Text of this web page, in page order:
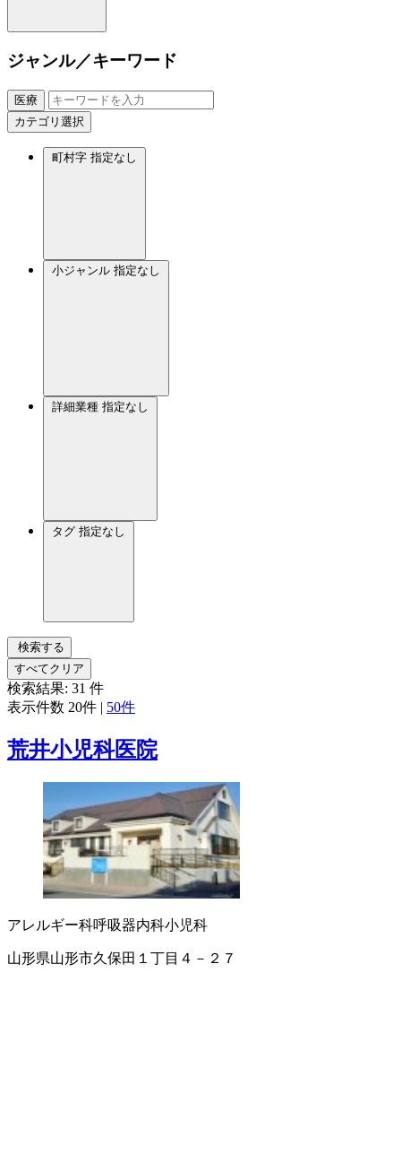
ジャンル／キーワード
医療
カテゴリ選択
町村字 指定なし
小ジャンル 指定なし
詳細業種 指定なし
タグ 指定なし
検索する
すべてクリア
検索結果: 31 件
表示件数 20件 | 50件
荒井小児科医院
アレルギー科呼吸器内科小児科
山形県山形市久保田１丁目４－２７